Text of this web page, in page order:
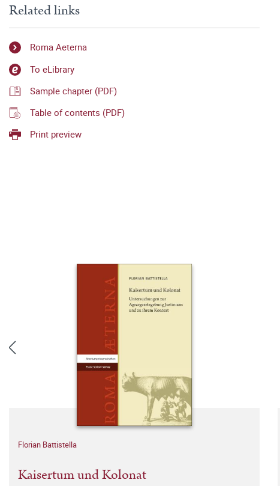
Related links
Roma Aeterna
To eLibrary
Sample chapter (PDF)
Table of contents (PDF)
Print preview
Florian Battistella
Kaisertum und Kolonat